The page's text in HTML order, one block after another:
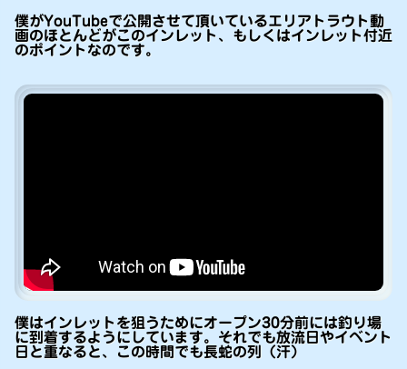
僕がYouTubeで公開させて頂いているエリアトラウト動
画のほとんどがこのインレット、もしくはインレット付近
のポイントなのです。
僕はインレットを狙うためにオープン30分前には釣り場
に到着するようにしています。それでも放流日やイベント
日と重なると、この時間でも長蛇の列（汗）